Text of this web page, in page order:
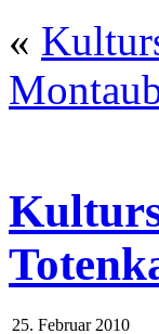
«
25. Februar 2010